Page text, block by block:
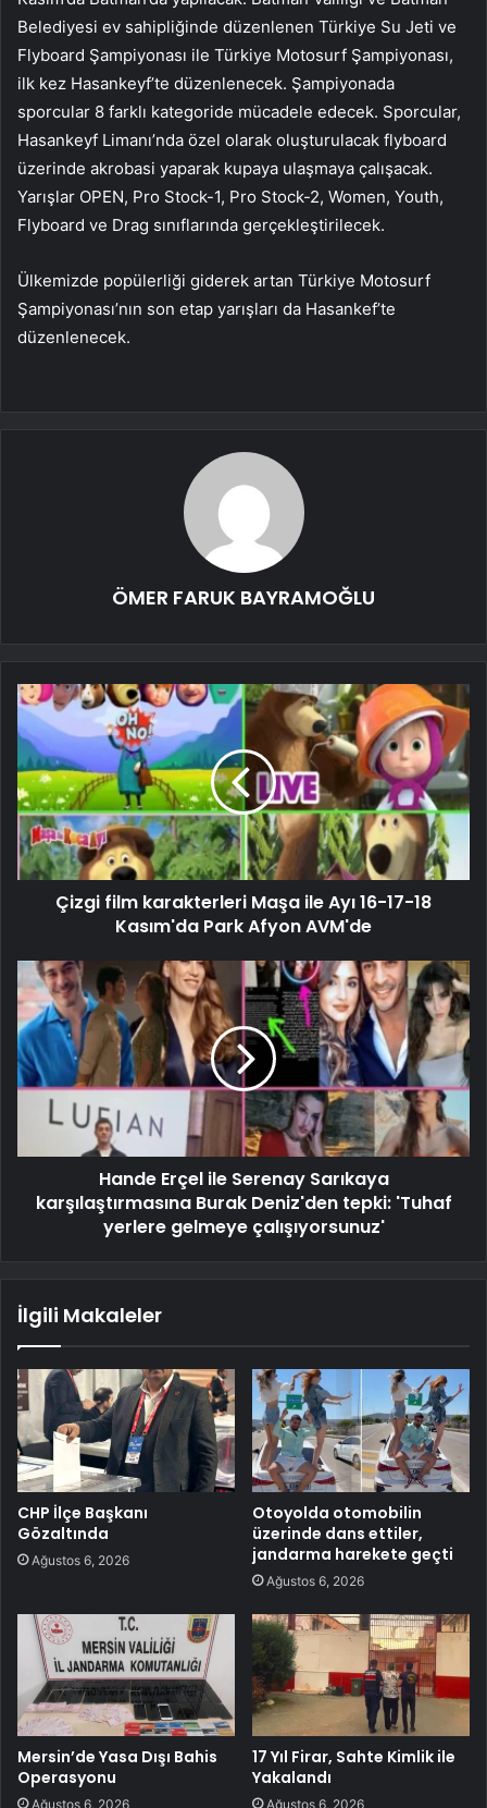
Belediyesi ev sahipliğinde düzenlenen Türkiye Su Jeti ve
Flyboard Şampiyonası ile Türkiye Motosurf Şampiyonası,
ilk kez Hasankeyf’te düzenlenecek. Şampiyonada
sporcular 8 farklı kategoride mücadele edecek. Sporcular,
Hasankeyf Limanı’nda özel olarak oluşturulacak flyboard
üzerinde akrobasi yaparak kupaya ulaşmaya çalışacak.
Yarışlar OPEN, Pro Stock-1, Pro Stock-2, Women, Youth,
Flyboard ve Drag sınıflarında gerçekleştirilecek.
Ülkemizde popülerliği giderek artan Türkiye Motosurf
Şampiyonası’nın son etap yarışları da Hasankef’te
düzenlenecek.
ÖMER FARUK BAYRAMOĞLU
Çizgi film karakterleri Maşa ile Ayı 16-17-18
Kasım'da Park Afyon AVM'de
Hande Erçel ile Serenay Sarıkaya
karşılaştırmasına Burak Deniz'den tepki: 'Tuhaf
yerlere gelmeye çalışıyorsunuz'
İlgili Makaleler
CHP İlçe Başkanı
Gözaltında
Ağustos 6, 2026
Otoyolda otomobilin
üzerinde dans ettiler,
jandarma harekete geçti
Ağustos 6, 2026
Mersin’de Yasa Dışı Bahis
Operasyonu
Ağustos 6, 2026
17 Yıl Firar, Sahte Kimlik ile
Yakalandı
Ağustos 6, 2026